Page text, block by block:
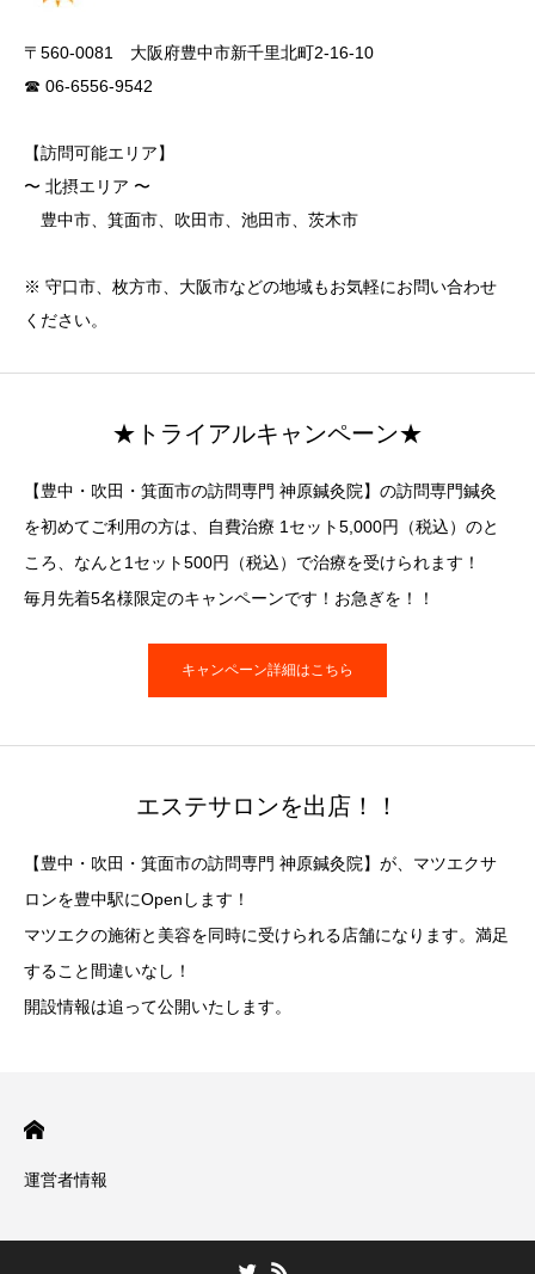
〒560-0081 大阪府豊中市新千里北町2-16-10
☎ 06-6556-9542
【訪問可能エリア】
〜 北摂エリア 〜
豊中市、箕面市、吹田市、池田市、茨木市
※ 守口市、枚方市、大阪市などの地域もお気軽にお問い合わせ
ください。
★トライアルキャンペーン★
【豊中・吹田・箕面市の訪問専門 神原鍼灸院】の訪問専門鍼灸
を初めてご利用の方は、自費治療 1セット5,000円（税込）のと
ころ、なんと1セット500円（税込）で治療を受けられます！
毎月先着5名様限定のキャンペーンです！お急ぎを！！
キャンペーン詳細はこちら
エステサロンを出店！！
【豊中・吹田・箕面市の訪問専門 神原鍼灸院】が、マツエクサ
ロンを豊中駅にOpenします！
マツエクの施術と美容を同時に受けられる店舗になります。満足
すること間違いなし！
開設情報は追って公開いたします。
運営者情報